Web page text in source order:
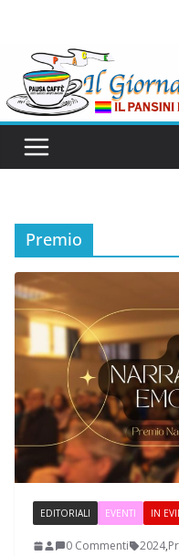
Premio
EDITORIALI EVENTI IN
0 Commenti 2024,